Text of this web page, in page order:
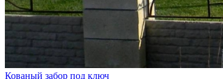
Кованый забор под ключ